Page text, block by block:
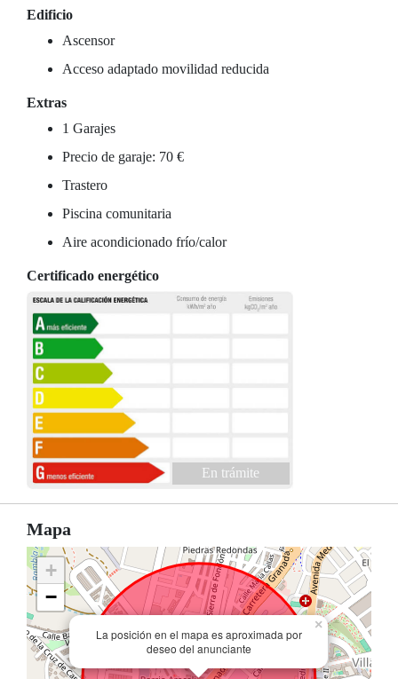
Edificio
Ascensor
Acceso adaptado movilidad reducida
Extras
1 Garajes
Precio de garaje: 70 €
Trastero
Piscina comunitaria
Aire acondicionado frío/calor
Certificado energético
En trámite
Mapa
La posición en el mapa es aproximada por
deseo del anunciante
×
+
−